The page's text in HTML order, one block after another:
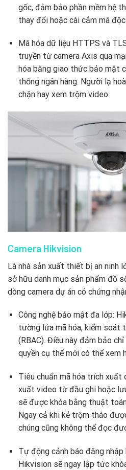
gốc, đảm bảo phần mềm hệ
thay đổi hoặc cài cắm mã độc.
Mã hóa dữ liệu HTTPS và
truyền từ camera Axis qua
hóa bằng giao thức bảo mật
thống ngân hàng. Người lạ
chặn hay xem trộm video.
Camera Hikvision
Là nhà sản xuất thiết bị an ninh
sở hữu danh mục sản phẩm đồ
dòng camera dự án có chứng
Công nghệ bảo mật đa lớp:
tường lửa mã hóa, kiểm soát
(RBAC). Điều này đảm bảo
quyền cụ thể mới có thể xem
Tiêu chuẩn mã hóa trích xuất
xuất video từ đầu ghi hoặc
sẽ được khóa bằng thuật
Ngay cả khi kẻ trộm tháo
chúng cũng không thể đọc
Tự động cảnh báo đăng
Hikvision sẽ ngay lập tức